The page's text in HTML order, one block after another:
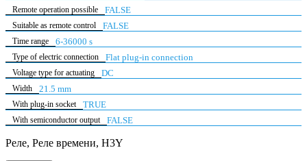
Remote operation possible FALSE
Suitable as remote control FALSE
Time range 6-36000 s
Type of electric connection Flat plug-in connection
Voltage type for actuating DC
Width 21.5 mm
With plug-in socket TRUE
With semiconductor output FALSE
Реле, Реле времени, H3Y